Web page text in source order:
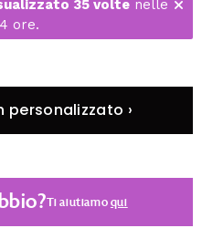
35 voltenelle
ore.
›
Ti aiutiamoqui